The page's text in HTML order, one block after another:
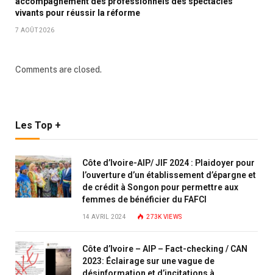
vivants pour réussir la réforme
7 AOÛT 2026
Comments are closed.
Les Top +
Côte d’Ivoire-AIP/ JIF 2024 : Plaidoyer pour
l’ouverture d’un établissement d’épargne et
de crédit à Songon pour permettre aux
femmes de bénéficier du FAFCI
14 AVRIL 2024 273KVIEWS
Côte d’Ivoire – AIP – Fact-checking / CAN
2023: Éclairage sur une vague de